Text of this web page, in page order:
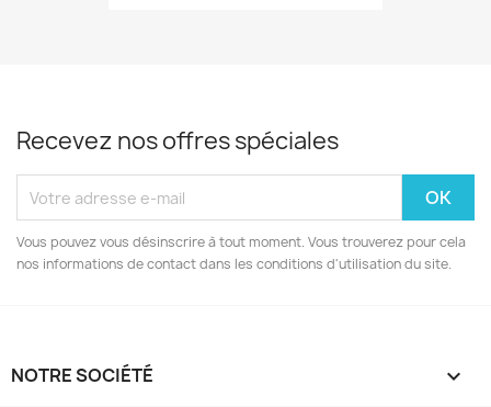
Recevez nos offres spéciales
Vous pouvez vous désinscrire à tout moment. Vous trouverez pour cela
nos informations de contact dans les conditions d'utilisation du site.
NOTRE SOCIÉTÉ 